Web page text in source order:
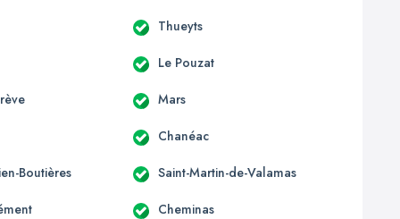
Thueyts
Le Pouzat
Mars
Chanéac
Boutières Saint-Martin-de-Valamas
Cheminas